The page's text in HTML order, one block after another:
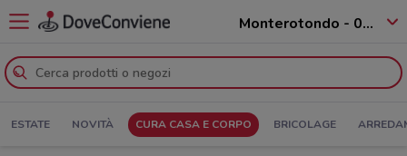
Monterotondo - 00015
ESTATE NOVITÀ CURA CASA E CORPO BRICOLAGE